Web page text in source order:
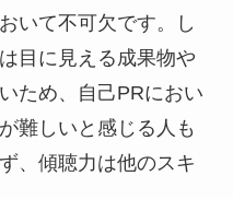
いて不可欠です。し
目に見える成果物や
ため、自己PRにおい
難しいと感じる人も
、傾聴力は他のスキ